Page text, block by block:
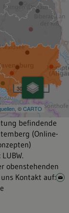
befindende
(Online-
obenstehenden
Kontakt auf: